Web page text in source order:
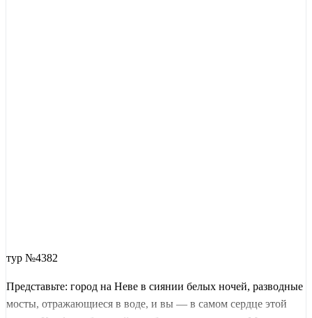
тур №4382
Представьте: город на Неве в сиянии белых ночей, разводные
мосты, отражающиеся в воде, и вы — в самом сердце этой